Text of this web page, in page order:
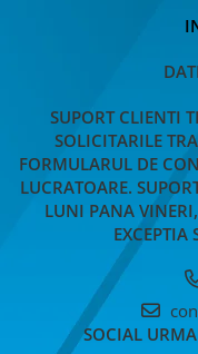
SUPORT CLIENTI
SOLICITARILE
FORMULARUL DE
LUCRATOARE.
LUNI PANA
EXCEPTIA
SOCIAL